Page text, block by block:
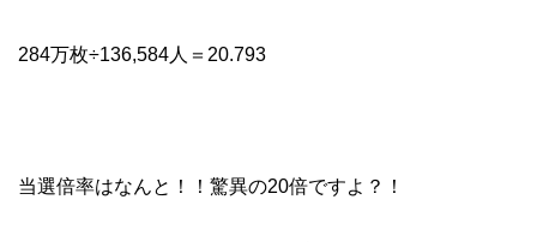
284万枚÷136,584人＝20.793
当選倍率はなんと！！驚異の20倍ですよ？！